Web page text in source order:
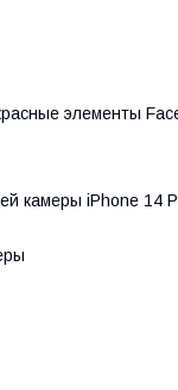
элементы
камеры iPhone 14